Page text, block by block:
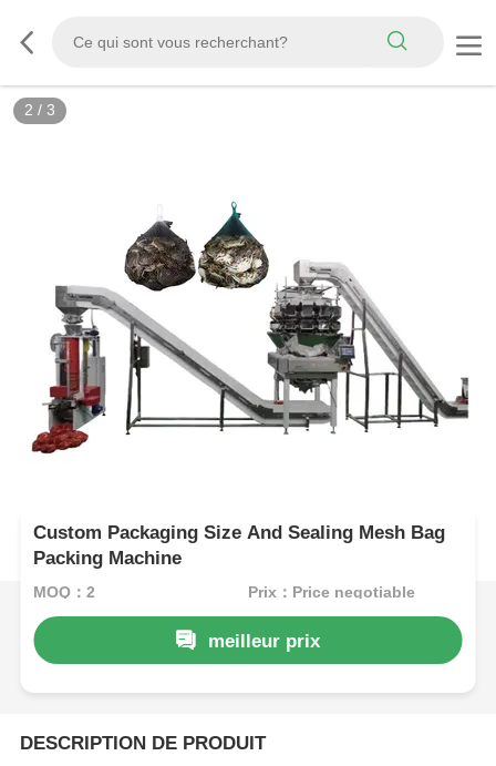
2 / 3
Custom Packaging Size And Sealing Mesh Bag
Packing Machine
MOQ：2 Prix：Price negotiable
meilleur prix
DESCRIPTION DE PRODUIT